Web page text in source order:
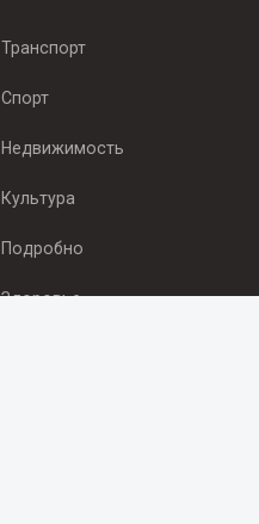
Транспорт
Спорт
Недвижимость
Культура
Подробно
Здоровье